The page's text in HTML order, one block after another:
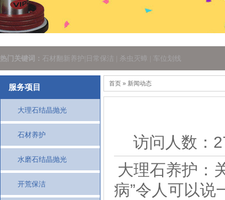
热门关键词： 石材翻新养护|日常保洁 | 杀虫灭蟑 | 车位划线
服务项目
大理石结晶抛光
石材养护
水磨石结晶抛光
开荒保洁
首页 » 新闻动态
访问人数
大理石养护：
病”令人可以说